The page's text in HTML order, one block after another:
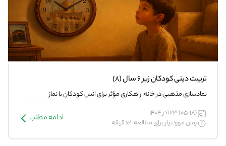
تربیت دینی کودکان زیر 6 سال (8)
نمادسازی مذهبی در خانه: راهکاری مؤثر برای انس کودکان با نماز
(05:18) 23 آذر 1404
زمان موردنیاز برای مطالعه :2دقیقه
ادامه مطلب